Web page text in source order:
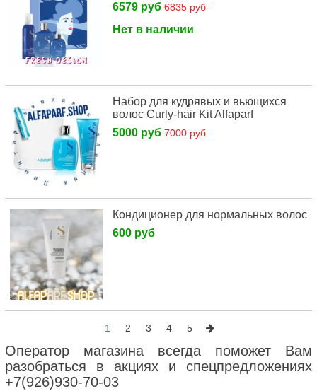
6579 руб6835 руб
Нет в наличии
Набор для кудрявых и вьющихся
волос Curly-hair Kit Alfaparf
5000 руб7000 руб
Кондиционер для нормальных волос
600 руб
1 2 3 4 5
Оператор магазина всегда поможет Вам
разобраться в акциях и спецпредложениях
+7(926)930-70-03